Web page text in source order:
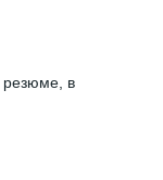
резюме, в